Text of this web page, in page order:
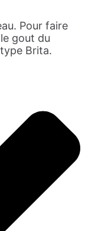
Pour faire
gout du
Brita.